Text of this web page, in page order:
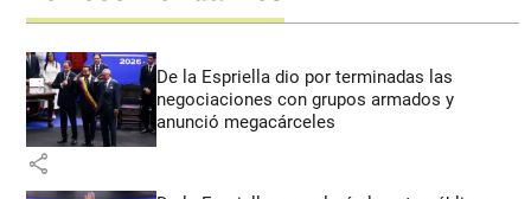
De la Espriella dio por terminadas las
negociaciones con grupos armados y
anunció megacárceles
share